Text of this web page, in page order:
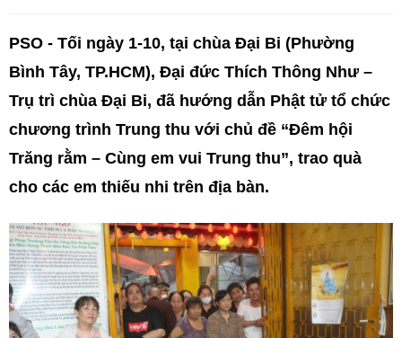
PSO - Tối ngày 1-10, tại chùa Đại Bi (Phường
Bình Tây, TP.HCM), Đại đức Thích Thông Như –
Trụ trì chùa Đại Bi, đã hướng dẫn Phật tử tổ chức
chương trình Trung thu với chủ đề “Đêm hội
Trăng rằm – Cùng em vui Trung thu”, trao quà
cho các em thiếu nhi trên địa bàn.